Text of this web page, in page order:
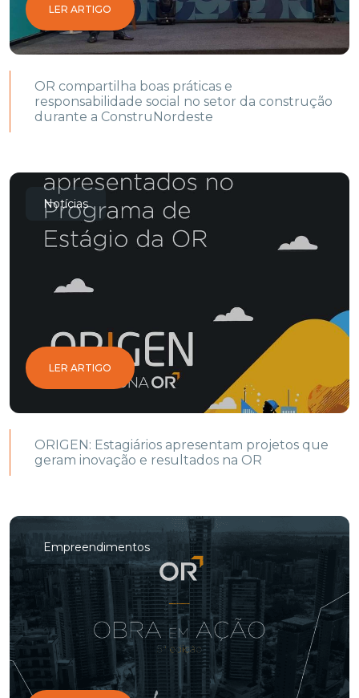
LER ARTIGO
OR compartilha boas práticas e
responsabilidade social no setor da construção
durante a ConstruNordeste
Notícias
LER ARTIGO
ORIGEN: Estagiários apresentam projetos que
geram inovação e resultados na OR
Empreendimentos